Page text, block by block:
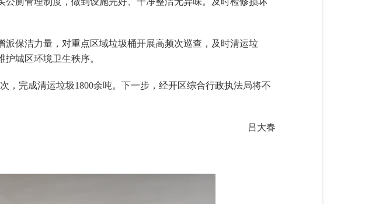
保洁力量，对重点区域垃圾桶开展高频次巡查，及时清运垃
城区环境卫生秩序。
，完成清运垃圾1800余吨。下一步，经开区综合行政执法局将不
吕大春